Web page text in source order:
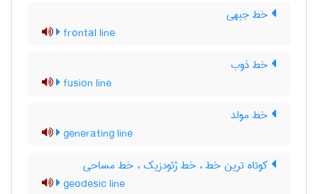
خط جبهی
frontal line
خط ذوب
fusion line
خط مولد
generating line
کوتاه ترین خط ، خط ژئودزیک ، خط مساحی
geodesic line